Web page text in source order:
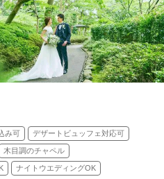
み可 デザートビュッフェ対応可
木目調のチャペル
ナイトウエディングOK